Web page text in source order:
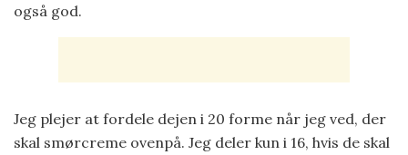
også god.
Jeg plejer at fordele dejen i 20 forme når jeg ved, der
skal smørcreme ovenpå. Jeg deler kun i 16, hvis de skal